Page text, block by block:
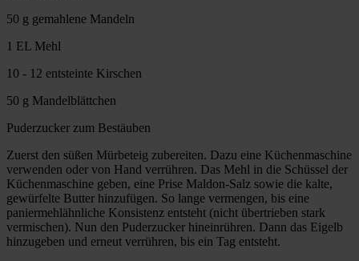
50 g gemahlene Mandeln
1 EL Mehl
10 - 12 entsteinte Kirschen
50 g Mandelblättchen
Puderzucker zum Bestäuben
Zuerst den süßen Mürbeteig zubereiten. Dazu eine Küchenmaschine
verwenden oder von Hand verrühren. Das Mehl in die Schüssel der
Küchenmaschine geben, eine Prise Maldon-Salz sowie die kalte,
gewürfelte Butter hinzufügen. So lange vermengen, bis eine
paniermehlähnliche Konsistenz entsteht (nicht übertrieben stark
vermischen). Nun den Puderzucker hineinrühren. Dann das Eigelb
hinzugeben und erneut verrühren, bis ein Tag entsteht.